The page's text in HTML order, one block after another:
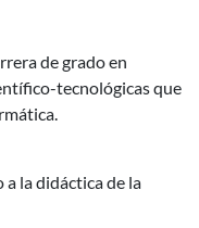
de grado en
tecnológicas que
a la didáctica de la